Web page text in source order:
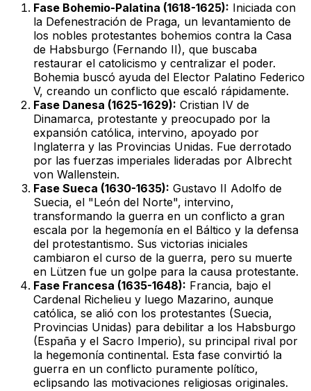
Fase Bohemio-Palatina (1618-1625): Iniciada con
la Defenestración de Praga, un levantamiento de
los nobles protestantes bohemios contra la Casa
de Habsburgo (Fernando II), que buscaba
restaurar el catolicismo y centralizar el poder.
Bohemia buscó ayuda del Elector Palatino Federico
V, creando un conflicto que escaló rápidamente.
Fase Danesa (1625-1629): Cristian IV de
Dinamarca, protestante y preocupado por la
expansión católica, intervino, apoyado por
Inglaterra y las Provincias Unidas. Fue derrotado
por las fuerzas imperiales lideradas por Albrecht
von Wallenstein.
Fase Sueca (1630-1635): Gustavo II Adolfo de
Suecia, el "León del Norte", intervino,
transformando la guerra en un conflicto a gran
escala por la hegemonía en el Báltico y la defensa
del protestantismo. Sus victorias iniciales
cambiaron el curso de la guerra, pero su muerte
en Lützen fue un golpe para la causa protestante.
Fase Francesa (1635-1648): Francia, bajo el
Cardenal Richelieu y luego Mazarino, aunque
católica, se alió con los protestantes (Suecia,
Provincias Unidas) para debilitar a los Habsburgo
(España y el Sacro Imperio), su principal rival por
la hegemonía continental. Esta fase convirtió la
guerra en un conflicto puramente político,
eclipsando las motivaciones religiosas originales.